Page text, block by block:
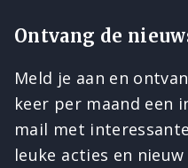
Ontvang de
Meld je aan en
keer per maand een
mail met
leuke acties en